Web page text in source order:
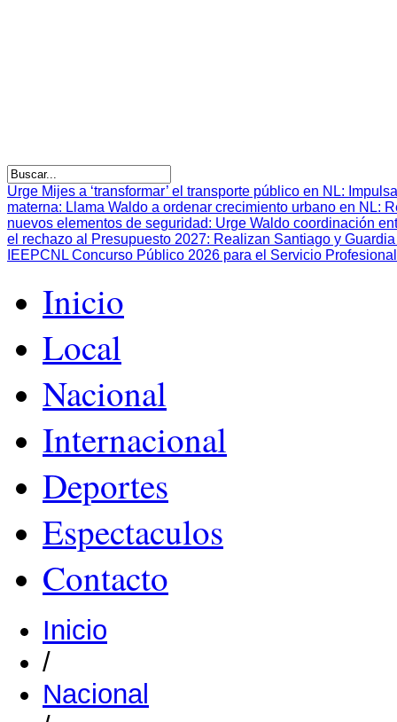
Urge Mijes a ‘transformar’ el transporte público en NL:
materna: Llama Waldo a ordenar crecimiento urbano en NL:
nuevos elementos de seguridad: Urge Waldo coordinación
el rechazo al Presupuesto 2027: Realizan Santiago y
IEEPCNL Concurso Público 2026 para el Servicio
Inicio
Local
Nacional
Internacional
Deportes
Espectaculos
Contacto
Inicio
/
Nacional